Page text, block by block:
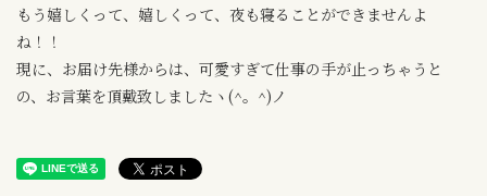
もう嬉しくって、嬉しくって、夜も寝ることができませんよ
ね！！
現に、お届け先様からは、可愛すぎて仕事の手が止っちゃうと
の、お言葉を頂戴致しましたヽ(^。^)ノ